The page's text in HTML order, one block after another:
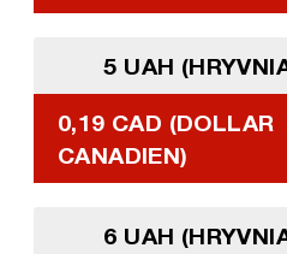
5 UAH
0,19 CAD (DOLLAR
CANADIEN)
6 UAH